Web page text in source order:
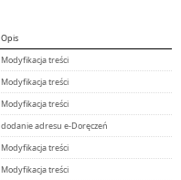
Opis
Modyfikacja treści
Modyfikacja treści
Modyfikacja treści
dodanie adresu e-Doręczeń
Modyfikacja treści
Modyfikacja treści